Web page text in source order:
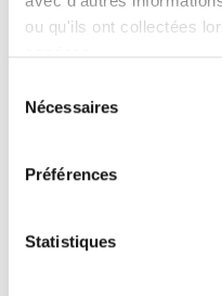
ou qu'ils ont collectées
services.
Nécessaires
Préférences
Statistiques
Convient aux
mini-bus.
réglées d'après
universelle
Marquage CE